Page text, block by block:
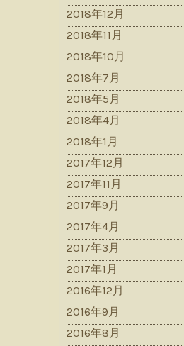
2018年12月
2018年11月
2018年10月
2018年7月
2018年5月
2018年4月
2018年1月
2017年12月
2017年11月
2017年9月
2017年4月
2017年3月
2017年1月
2016年12月
2016年9月
2016年8月